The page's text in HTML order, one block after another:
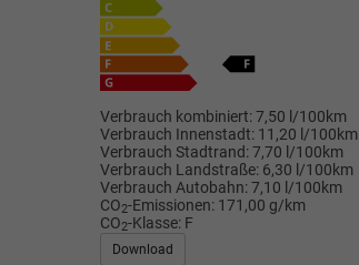
Verbrauch kombiniert:7,50 l/100km
Verbrauch Innenstadt: 11,20 l/100km
Verbrauch Stadtrand:7,70 l/100km
Verbrauch Landstraße: 6,30 l/100km
Verbrauch Autobahn:7,10 l/100km
CO2-Emissionen: 171,00 g/km
CO2-Klasse: F
Download